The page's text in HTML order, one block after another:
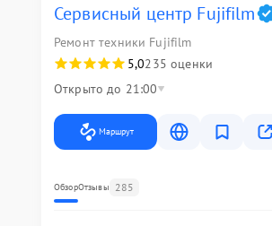
Сервисный центр Fujifilm
Ремонт техники Fujifilm
5,0235 оценки
Открыто до 21:00
Маршрут
ОбзорОтзывы 285